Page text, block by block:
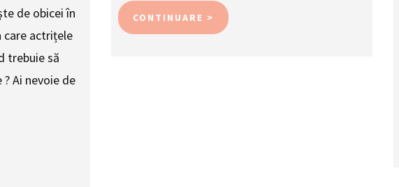
de obicei în
care actrițele
trebuie să
Ai nevoie de
CONTINUARE >